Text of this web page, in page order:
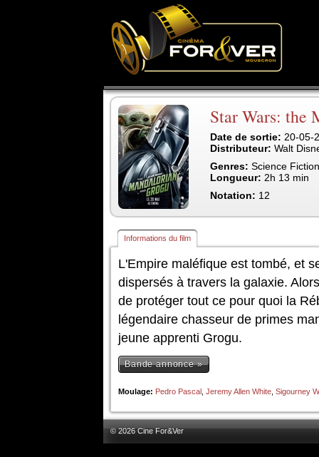
Star Wars: the
Date de sortie: 20-05-
Distributeur: Walt
Genres: Science
Longueur: 2h 13 min
Notation: 12
Informations du film
L'Empire maléfique est tombé, et
dispersés à travers la galaxie.
de protéger tout ce pour quoi la
légendaire chasseur de primes
jeune apprenti Grogu.
Bande annonce »
Moulage: Pedro Pascal Jeremy Allen White Sigourney
© 2026 Cine For&Ver